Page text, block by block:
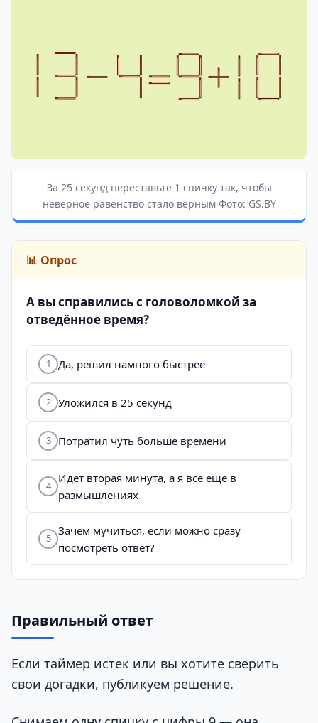
За 25 секунд переставьте 1 спичку так, чтобы
неверное равенство стало верным Фото: GS.BY
📊 Опрос
А вы справились с головоломкой за
отведённое время?
1 Да, решил намного быстрее
2 Уложился в 25 секунд
3 Потратил чуть больше времени
4
Идет вторая минута, а я все еще в
размышлениях
5
Зачем мучиться, если можно сразу
посмотреть ответ?
Правильный ответ
Если таймер истек или вы хотите сверить
свои догадки, публикуем решение.